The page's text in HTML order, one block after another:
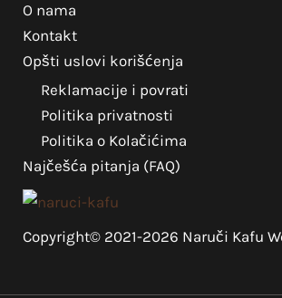
O nama
Kontakt
Opšti uslovi korišćenja
Reklamacije i povrati
Politika privatnosti
Politika o Kolačićima
Najčešća pitanja (FAQ)
Copyright© 2021-2026 Naruči Kafu